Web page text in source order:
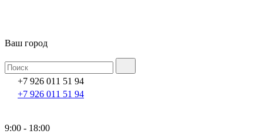
Ваш город
+7 926 011 51 94
+7 926 011 51 94
9:00 - 18:00